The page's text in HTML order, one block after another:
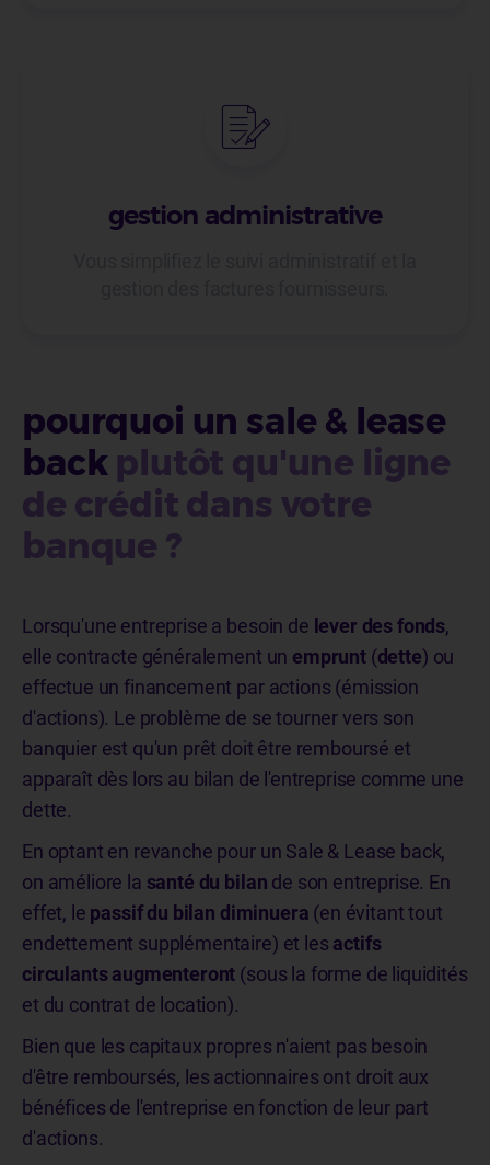
gestion administrative
pourquoi un sale & lease
back plutôt qu'une ligne
de crédit dans votre
banque ?
Lorsqu'une entreprise a besoin de lever des fonds,
elle contracte généralement un emprunt(dette) ou
effectue un financement par actions (émission
d'actions). Le problème de se tourner vers son
banquier est qu'un prêt doit être remboursé et
apparaît dès lors au bilan de l'entreprise comme une
dette.
En optant en revanche pour un Sale & Lease back,
on améliore la santé du bilan de son entreprise. En
effet, le passif du bilan diminuera (en évitant tout
endettement supplémentaire) et les actifs
circulants augmenteront (sous la forme de liquidités
et du contrat de location).
Bien que les capitaux propres n'aient pas besoin
d'être remboursés, les actionnaires ont droit aux
bénéfices de l'entreprise en fonction de leur part
d'actions.